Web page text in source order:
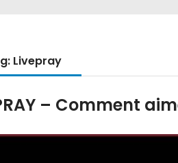
Livepray
– Comment